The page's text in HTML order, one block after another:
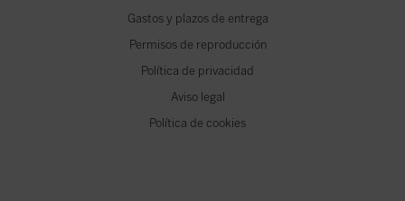
Gastos y plazos de entrega
Permisos de reproducción
Política de privacidad
Aviso legal
Política de cookies